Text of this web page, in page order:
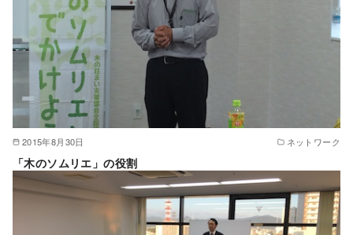
2015年8月30日 ネットワーク
「木のソムリエ」の役割